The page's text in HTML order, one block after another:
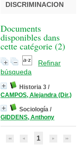
DISCRIMINACION
Documents
disponibles dans
cette catégorie (2)
Refinar
búsqueda
Historia 3 /
CAMPOS, Alejandra (Dir.)
Sociología /
GIDDENS, Anthony
1